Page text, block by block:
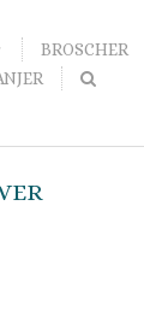
BROSCHER